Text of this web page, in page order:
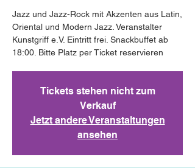
Jazz und Jazz-Rock mit Akzenten aus Latin,
Oriental und Modern Jazz. Veranstalter
Kunstgriff e.V. Eintritt frei. Snackbuffet ab
18:00. Bitte Platz per Ticket reservieren
Tickets stehen nicht zum
Verkauf
Jetzt andere Veranstaltungen
ansehen